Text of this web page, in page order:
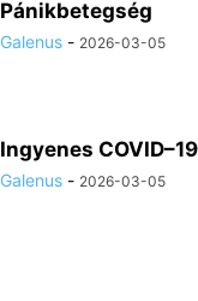
Pánikbetegség
Galenus - 2026-03-05
Ingyenes
Galenus - 2026-03-05